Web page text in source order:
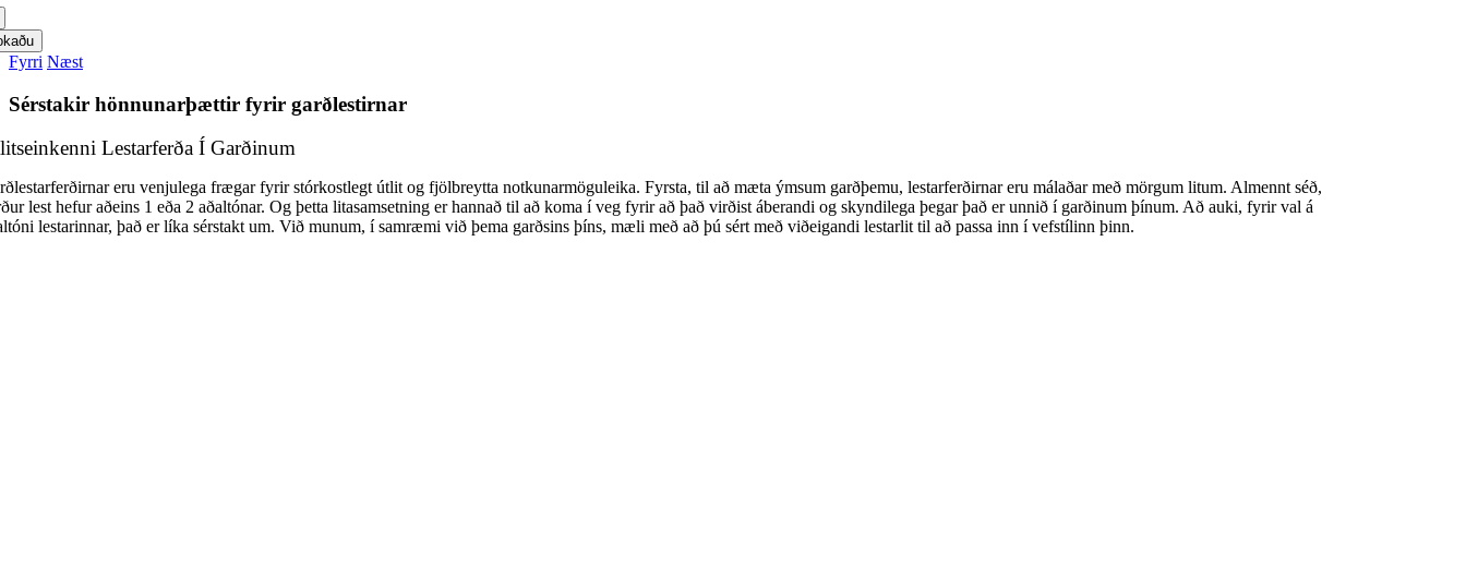
Fyrri Næst
Sérstakir hönnunarþættir fyrir garðlestirnar
Lestarferða Í Garðinum
eru venjulega frægar fyrir stórkostlegt útlit og fjölbreytta notkunarmöguleika. Fyrsta, til að mæta ýmsum garðþemu, lestarferðirnar eru málaðar með mörgum litum. Almennt séð,
lest hefur aðeins 1 eða 2 aðaltónar. Og þetta litasamsetning er hannað til að koma í veg fyrir að það virðist áberandi og skyndilega þegar það er unnið í garðinum þínum. Að auki, fyrir val á
lestarinnar, það er líka sérstakt um. Við munum, í samræmi við þema garðsins þíns, mæli með að þú sért með viðeigandi lestarlit til að passa inn í vefstílinn þinn.